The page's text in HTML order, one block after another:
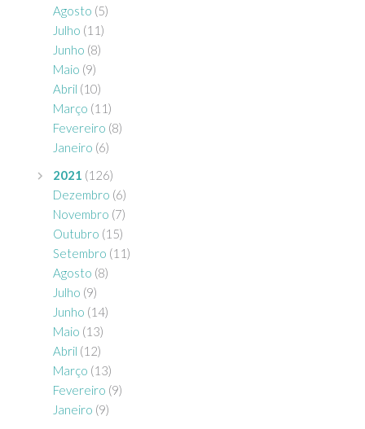
Agosto (5)
Julho (11)
Junho (8)
Maio (9)
Abril (10)
Março (11)
Fevereiro (8)
Janeiro (6)
2021 (126)
Dezembro (6)
Novembro (7)
Outubro (15)
Setembro (11)
Agosto (8)
Julho (9)
Junho (14)
Maio (13)
Abril (12)
Março (13)
Fevereiro (9)
Janeiro (9)